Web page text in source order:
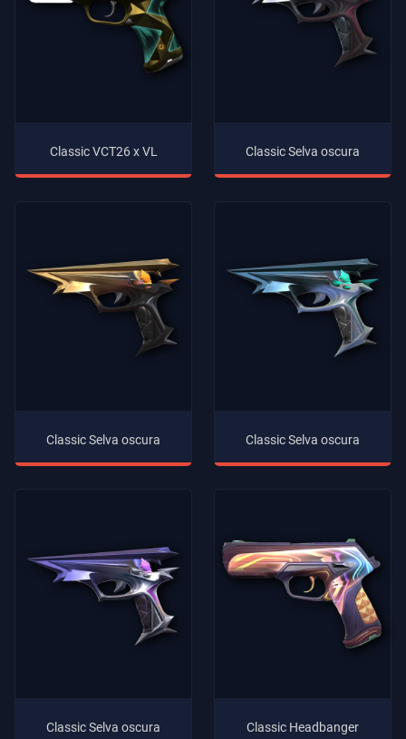
Classic VCT26 x VL Classic Selva oscura
Classic Selva oscura Classic Selva oscura
Classic Selva oscura Classic Headbanger